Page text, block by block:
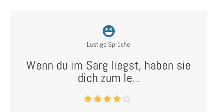
Lustige Sprüche
Wenn du im Sarg liegst, haben sie
dich zum le...